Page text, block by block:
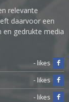
relevante
daarvoor een
en gedrukte media
- likes
- likes
- likes